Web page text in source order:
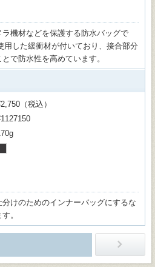
機材などを保護する防水バッグで
用した緩衝材が付いており、接合部分
で防水性を高めています。
（税込）
けのためのインナーバッグにするな
。